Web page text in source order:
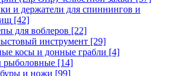
и держатели для спиннингов и
[42]
для воблеров [22]
инструмент [29]
косы и донные грабли [4]
рыболовные [14]
и ножи [99]